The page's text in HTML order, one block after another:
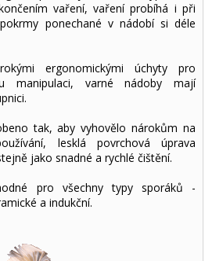
vaření, vaření probíhá i při
ponechané v nádobí si déle
ergonomickými úchyty pro
manipulaci, varné nádoby mají
tak, aby vyhovělo nárokům na
lesklá povrchová úprava
jako snadné a rychlé čištění.
pro všechny typy sporáků -
a indukční.